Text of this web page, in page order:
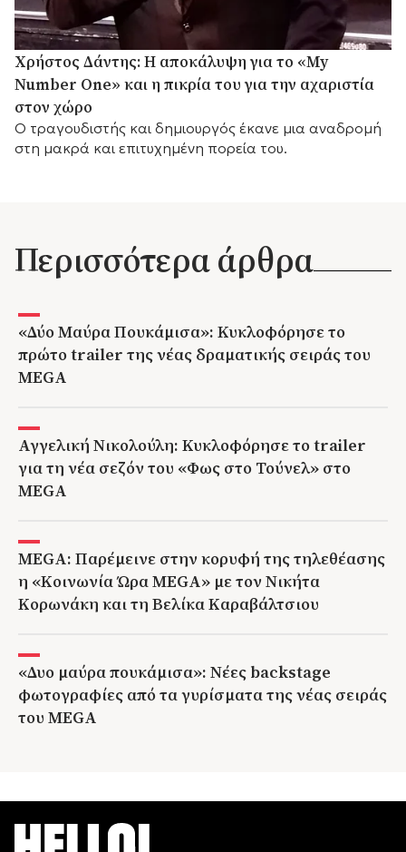
Χρήστος Δάντης: Η αποκάλυψη για το «My
Number One» και η πικρία του για την αχαριστία
στον χώρο
Ο τραγουδιστής και δημιουργός έκανε μια αναδρομή
στη μακρά και επιτυχημένη πορεία του.
Περισσότερα άρθρα
«Δύο Μαύρα Πουκάμισα»: Κυκλοφόρησε το
πρώτο trailer της νέας δραματικής σειράς του
MEGA
Αγγελική Νικολούλη: Κυκλοφόρησε το trailer
για τη νέα σεζόν του «Φως στο Τούνελ» στο
MEGA
MEGA: Παρέμεινε στην κορυφή της τηλεθέασης
η «Κοινωνία Ώρα MEGA» με τον Νικήτα
Κορωνάκη και τη Βελίκα Καραβάλτσιου
«Δυο μαύρα πουκάμισα»: Νέες backstage
φωτογραφίες από τα γυρίσματα της νέας σειράς
του MEGA